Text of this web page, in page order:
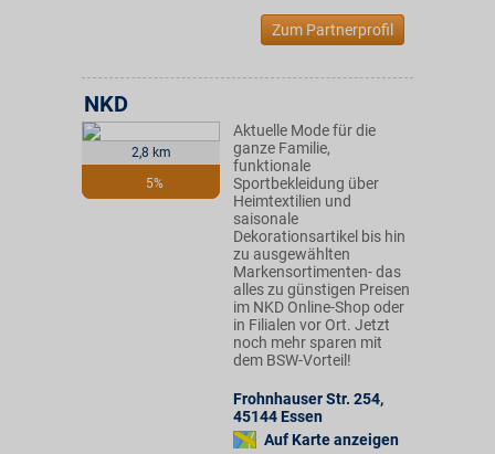
Zum Partnerprofil
2,8 km
5%
NKD
Aktuelle Mode für die
ganze Familie,
funktionale
Sportbekleidung über
Heimtextilien und
saisonale
Dekorationsartikel bis hin
zu ausgewählten
Markensortimenten- das
alles zu günstigen Preisen
im NKD Online-Shop oder
in Filialen vor Ort. Jetzt
noch mehr sparen mit
dem BSW-Vorteil!
Frohnhauser Str. 254,
45144 Essen
Auf Karte anzeigen